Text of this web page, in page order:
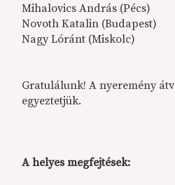
Mihalovics András (Pécs)
Novoth Katalin (Budapest)
Nagy Lóránt (Miskolc)
Gratulálunk! A nyeremény
egyeztetjük.
A helyes megfejtések: